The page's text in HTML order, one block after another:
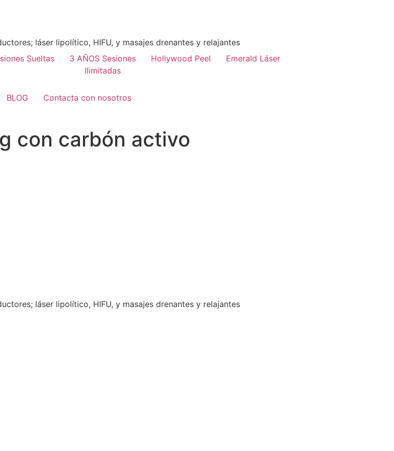
láser lipolítico, HIFU, y masajes drenantes y relajantes
Sueltas
3 AÑOS Sesiones
Ilimitadas
Hollywood Peel Emerald Láser
BLOG Contacta con nosotros
con carbón activo
láser lipolítico, HIFU, y masajes drenantes y relajantes